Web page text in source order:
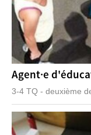
Agent·e
3-4 TQ - deuxième